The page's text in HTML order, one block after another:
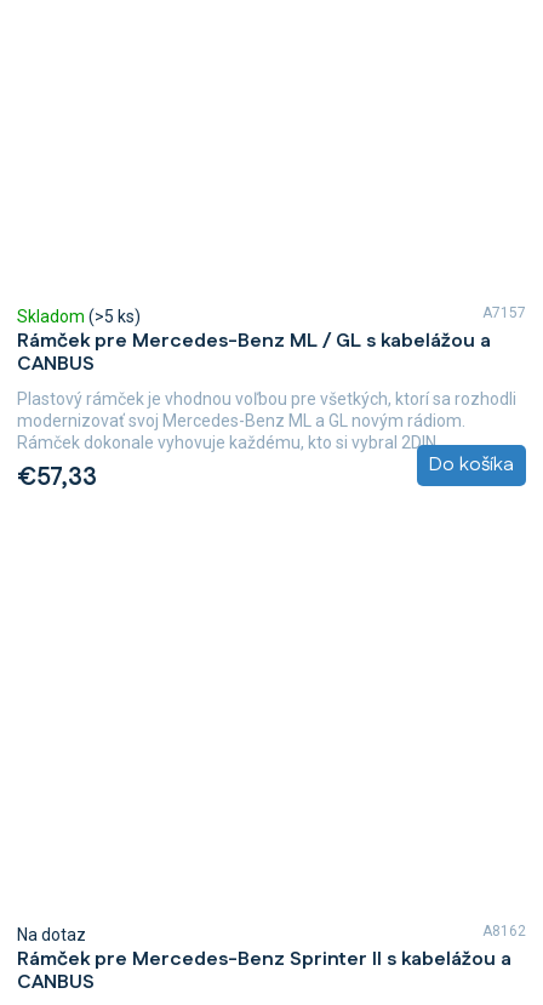
Rámček pre Mercedes-Benz ML / GL s kabelážou a
CANBUS
Skladom (>5 ks)
€57,33 Do košíka
Plastový rámček je vhodnou voľbou pre všetkých, ktorí sa rozhodli
modernizovať svoj Mercedes-Benz ML a GL novým rádiom.
Rámček dokonale vyhovuje každému, kto si vybral 2DIN...
A7157
Rámček pre Mercedes-Benz Sprinter II s kabelážou a
CANBUS
Na dotaz A8162